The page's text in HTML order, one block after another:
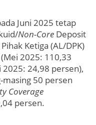
Juni 2025 tetap
Non-Core Deposit
Ketiga (AL/DPK)
2025: 110,33
24,98 persen),
masing 50 persen
Coverage
persen.